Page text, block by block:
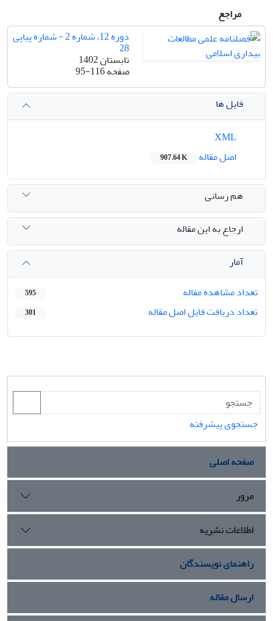
مراجع
دوره 12، شماره 2 - شماره پیاپی
28
تابستان 1402
صفحه95-116
فایل ها
اصل مقاله
907.64 K
هم رسانی
ارجاع به این مقاله
آمار
تعداد مشاهده مقاله
595
تعداد دریافت فایل اصل مقاله 301
جستجوی پیشرفته
صفحه اصلی
مرور
اطلاعات نشریه
راهنمای نویسندگان
ارسال مقاله